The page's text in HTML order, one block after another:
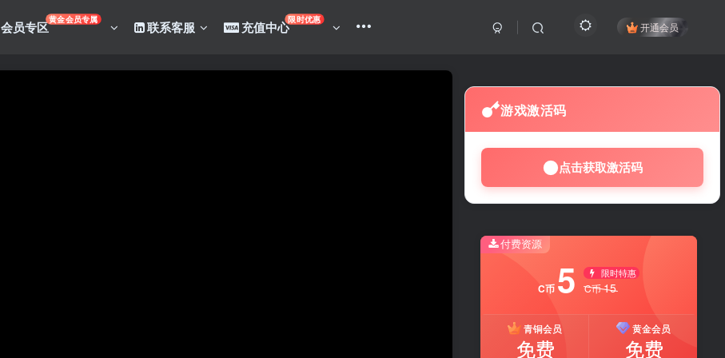
会员专区黄金会员专属 联系客服 充值中心限时优惠
开通会员
游戏激活码
点击获取激活码
付费资源
C币 5 限时特惠
C币15
青铜会员
免费
黄金会员
免费